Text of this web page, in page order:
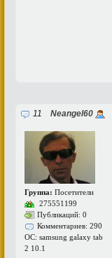
11 Neangel60
Группа: Посетители
275551199
Публикаций: 0
Комментариев: 290
ОС: samsung galaxy tab
2 10.1